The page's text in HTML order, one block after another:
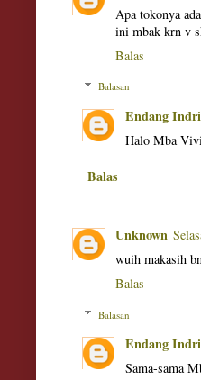
Apa tokonya
ini mbak krn v
Balas
Balasan
Endang
Halo Mba
Balas
Unknown
wuih makasih
Balas
Balasan
Endang
Sama-sama